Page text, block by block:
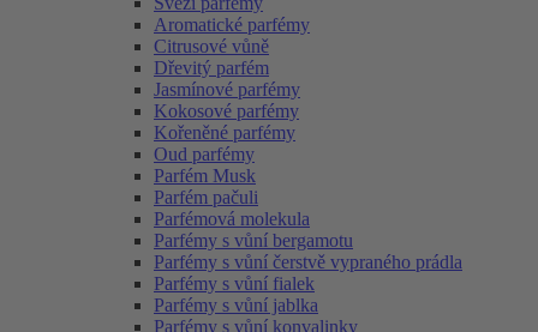
Aromatické parfémy
Citrusové vůně
Dřevitý parfém
Jasmínové parfémy
Kokosové parfémy
Kořeněné parfémy
Oud parfémy
Parfém Musk
Parfém pačuli
Parfémová molekula
Parfémy s vůní bergamotu
Parfémy s vůní čerstvě vypraného prádla
Parfémy s vůní fialek
Parfémy s vůní jablka
Parfémy s vůní konvalinky